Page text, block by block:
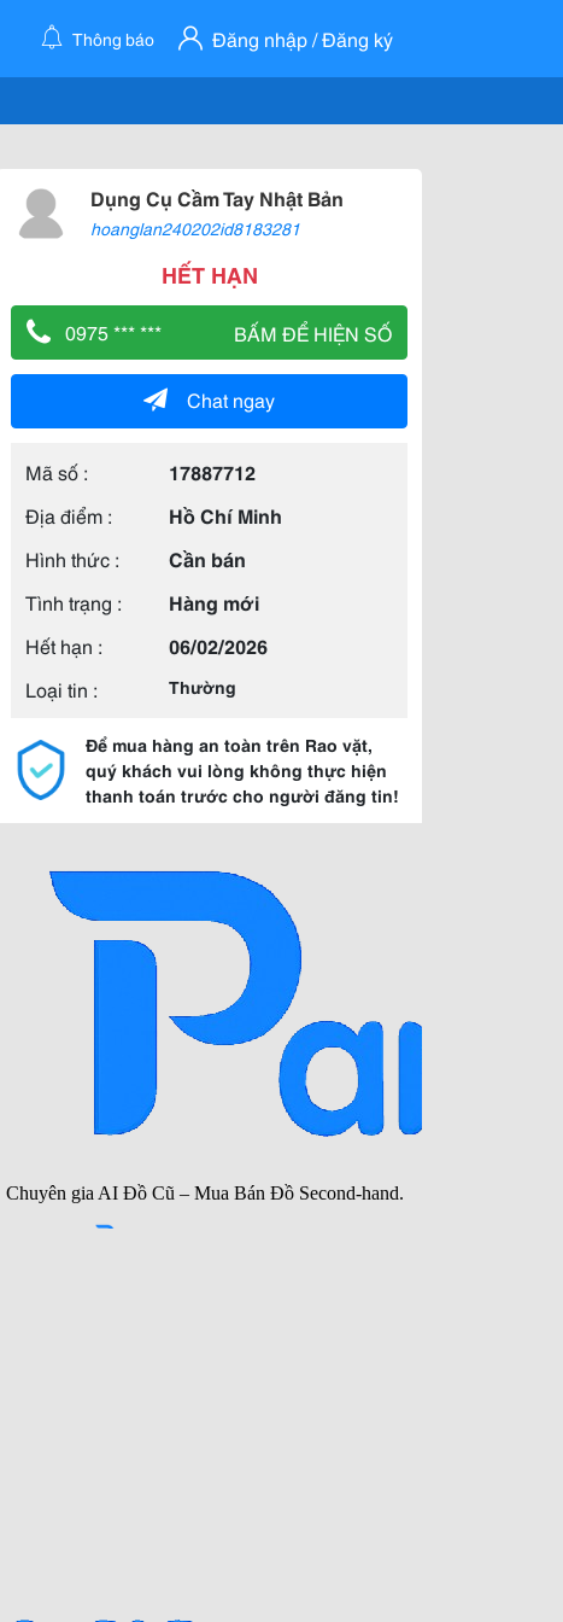
Thông báo Đăng nhập / Đăng ký
Dụng Cụ Cầm Tay Nhật Bản
hoanglan240202id8183281
HẾT HẠN
0975 *** *** BẤM ĐỂ HIỆN SỐ
Chat ngay
Mã số :
17887712
Địa điểm :
Hồ Chí Minh
Hình thức :
Cần bán
Tình trạng :
Hàng mới
Hết hạn :
06/02/2026
Loại tin :
Thường
Để mua hàng an toàn trên Rao vặt,
quý khách vui lòng không thực hiện
thanh toán trước cho người đăng tin!